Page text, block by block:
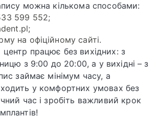
можна кількома способами:
599 552;
на офіційному сайті.
центр працює без вихідних: з
з 9:00 до 20:00, а у вихідні – з
займає мінімум часу, а
у комфортних умовах без
час і зробіть важливий крок